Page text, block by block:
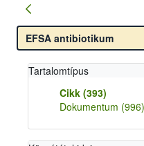
Tartalomtípus
Cikk (393)
Dokumentum (996)